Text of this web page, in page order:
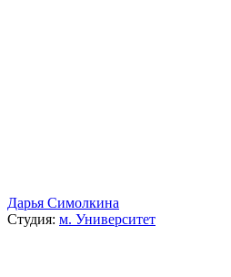
Дарья Симолкина
Студия: м. Университет